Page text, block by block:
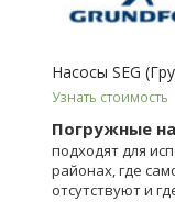
Насосы SEG
Узнать стоимость
Погружные
подходят для
районах, где
отсутствуют и